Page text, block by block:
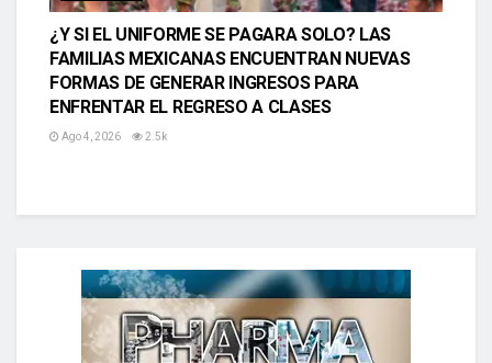
¿Y SI EL UNIFORME SE PAGARA SOLO? LAS
FAMILIAS MEXICANAS ENCUENTRAN NUEVAS
FORMAS DE GENERAR INGRESOS PARA
ENFRENTAR EL REGRESO A CLASES
Ago 4, 2026 2.5k